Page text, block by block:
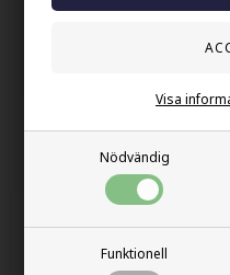
Nödvändig
Funktionell
Visa
Andra